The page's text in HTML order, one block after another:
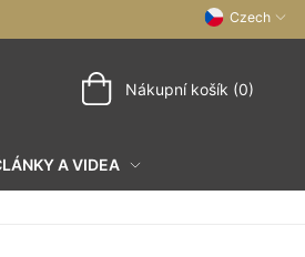
Czech
Nákupní košík (0)
A VIDEA